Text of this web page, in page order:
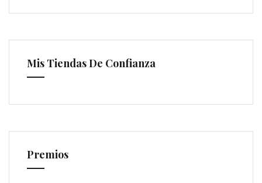
Mis Tiendas De Confianza
Premios